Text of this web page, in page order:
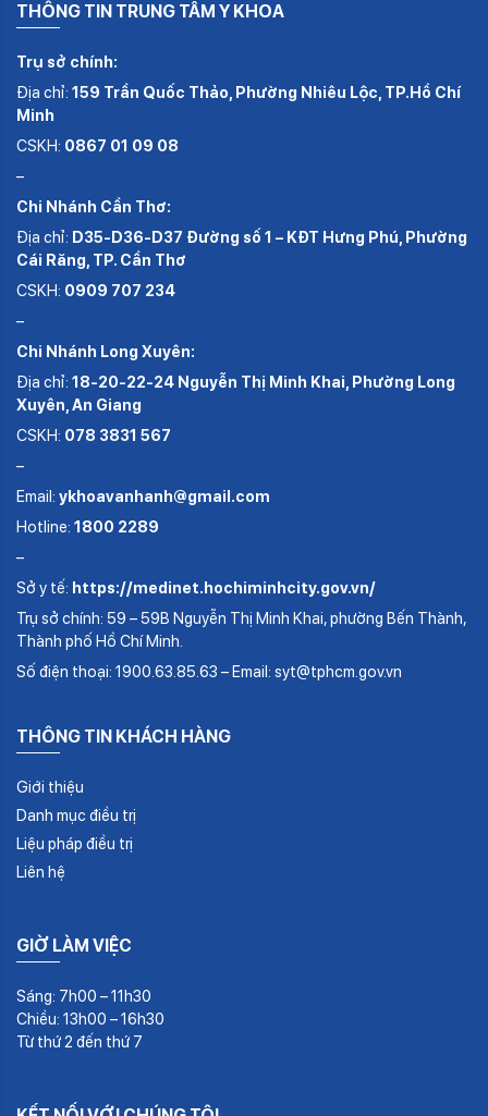
THÔNG TIN TRUNG TÂM Y KHOA
Trụ sở chính:
Địa chỉ: 159 Trần Quốc Thảo, Phường Nhiêu Lộc, TP.Hồ Chí
Minh
CSKH: 0867 01 09 08
–
Chi Nhánh Cần Thơ:
Địa chỉ: D35-D36-D37 Đường số 1 – KĐT Hưng Phú, Phường
Cái Răng, TP. Cần Thơ
CSKH: 0909 707 234
–
Chi Nhánh Long Xuyên:
Địa chỉ: 18-20-22-24 Nguyễn Thị Minh Khai, Phường Long
Xuyên, An Giang
CSKH: 078 3831 567
–
Email: ykhoavanhanh@gmail.com
Hotline: 1800 2289
–
Sở y tế: https://medinet.hochiminhcity.gov.vn/
Trụ sở chính: 59 – 59B Nguyễn Thị Minh Khai, phường Bến Thành,
Thành phố Hồ Chí Minh.
Số điện thoại: 1900.63.85.63 – Email: syt@tphcm.gov.vn
THÔNG TIN KHÁCH HÀNG
Giới thiệu
Danh mục điều trị
Liệu pháp điều trị
Liên hệ
GIỜ LÀM VIỆC
Sáng: 7h00 – 11h30
Chiều: 13h00 – 16h30
Từ thứ 2 đến thứ 7